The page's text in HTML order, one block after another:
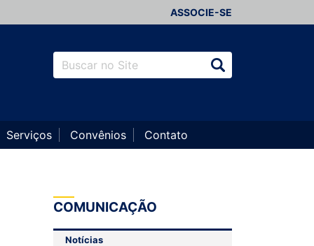
ASSOCIE-SE
Serviços Convênios Contato
COMUNICAÇÃO
Notícias